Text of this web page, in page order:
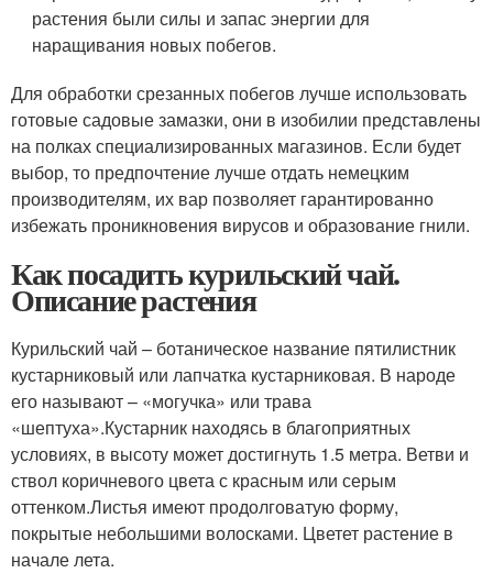
растения были силы и запас энергии для
наращивания новых побегов.
Для обработки срезанных побегов лучше использовать
готовые садовые замазки, они в изобилии представлены
на полках специализированных магазинов. Если будет
выбор, то предпочтение лучше отдать немецким
производителям, их вар позволяет гарантированно
избежать проникновения вирусов и образование гнили.
Как посадить курильский чай.
Описание растения
Курильский чай – ботаническое название пятилистник
кустарниковый или лапчатка кустарниковая. В народе
его называют – «могучка» или трава
«шептуха».Кустарник находясь в благоприятных
условиях, в высоту может достигнуть 1.5 метра. Ветви и
ствол коричневого цвета с красным или серым
оттенком.Листья имеют продолговатую форму,
покрытые небольшими волосками. Цветет растение в
начале лета.